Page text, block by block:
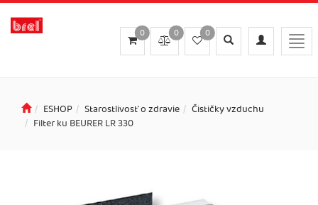
Toggle
navigation
Toggle
search
0
0
0
ESHOP Starostlivosť o zdravie
Čističky vzduchu
Filter ku BEURER LR 330